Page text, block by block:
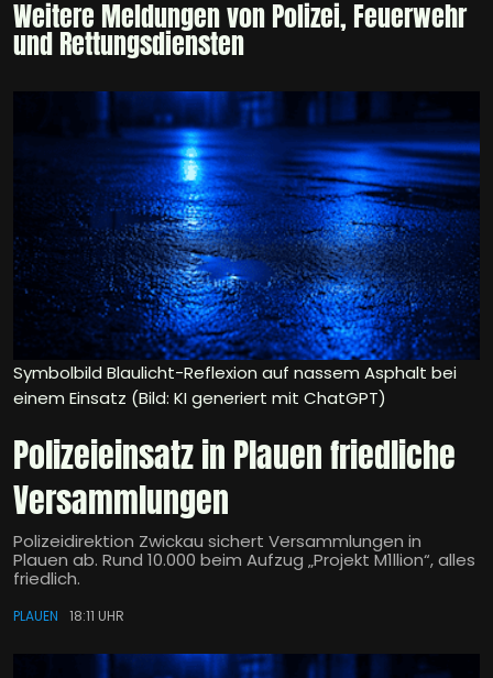
Weitere Meldungen von Polizei, Feuerwehr
und Rettungsdiensten
Symbolbild Blaulicht-Reflexion auf nassem Asphalt bei
einem Einsatz (Bild: KI generiert mit ChatGPT)
Polizeieinsatz in Plauen friedliche
Versammlungen
Polizeidirektion Zwickau sichert Versammlungen in
Plauen ab. Rund 10.000 beim Aufzug „Projekt M1llion“, alles
friedlich.
PLAUEN 18:11 UHR